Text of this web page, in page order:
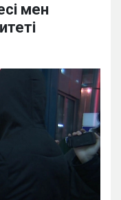
мен